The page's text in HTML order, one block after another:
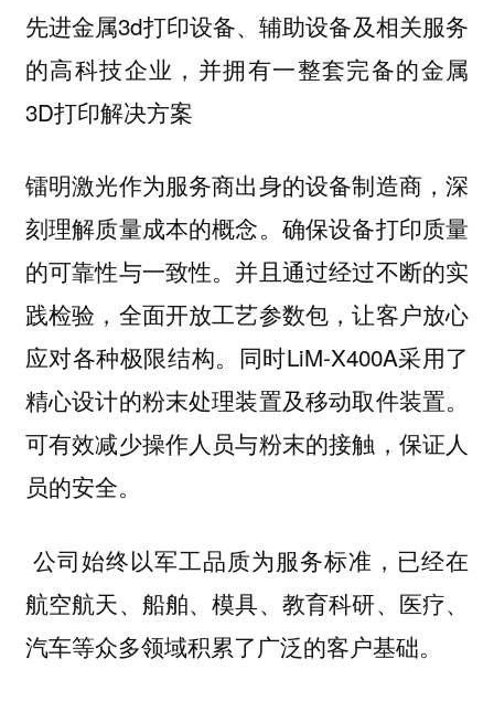
先进金属3d打印设备、辅助设备及相关服务
的高科技企业，并拥有一整套完备的金属
3D打印解决方案
镭明激光作为服务商出身的设备制造商，深
刻理解质量成本的概念。确保设备打印质量
的可靠性与一致性。并且通过经过不断的实
践检验，全面开放工艺参数包，让客户放心
应对各种极限结构。同时LiM-X400A采用了
精心设计的粉末处理装置及移动取件装置。
可有效减少操作人员与粉末的接触，保证人
员的安全。
公司始终以军工品质为服务标准，已经在
航空航天、船舶、模具、教育科研、医疗、
汽车等众多领域积累了广泛的客户基础。